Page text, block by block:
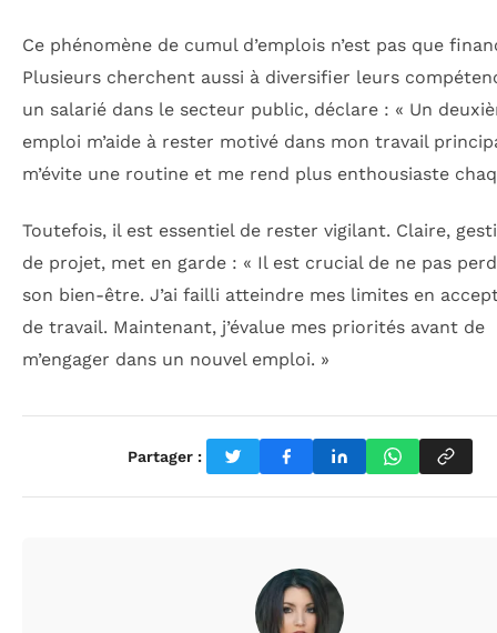
Ce phénomène de cumul d’emplois n’est pas que
Plusieurs cherchent aussi à diversifier leurs
un salarié dans le secteur public, déclare : « Un
emploi m’aide à rester motivé dans mon travail
m’évite une routine et me rend plus enthousiaste
Toutefois, il est essentiel de rester vigilant. Claire,
de projet, met en garde : « Il est crucial de ne pas
son bien-être. J’ai failli atteindre mes limites en
de travail. Maintenant, j’évalue mes priorités avant de
m’engager dans un nouvel emploi. »
Partager :